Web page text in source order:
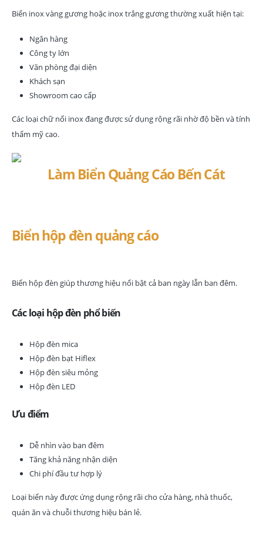
Biển inox vàng gương hoặc inox trắng gương thường xuất hiện tại:
Ngân hàng
Công ty lớn
Văn phòng đại diện
Khách sạn
Showroom cao cấp
Các loại chữ nổi inox đang được sử dụng rộng rãi nhờ độ bền và tính
thẩm mỹ cao.
Biển hộp đèn quảng cáo
Biển hộp đèn giúp thương hiệu nổi bật cả ban ngày lẫn ban đêm.
Các loại hộp đèn phổ biến
Hộp đèn mica
Hộp đèn bạt Hiflex
Hộp đèn siêu mỏng
Hộp đèn LED
Ưu điểm
Dễ nhìn vào ban đêm
Tăng khả năng nhận diện
Chi phí đầu tư hợp lý
Loại biển này được ứng dụng rộng rãi cho cửa hàng, nhà thuốc,
quán ăn và chuỗi thương hiệu bán lẻ.